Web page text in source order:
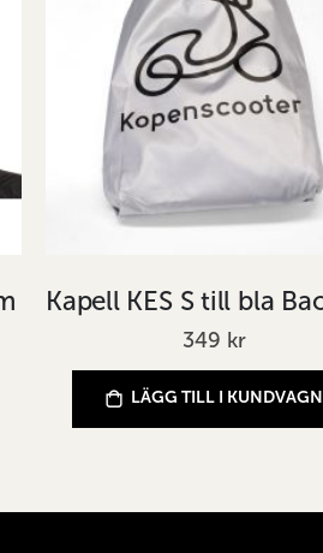
349 kr
LÄGG TILL I KUNDVAGN